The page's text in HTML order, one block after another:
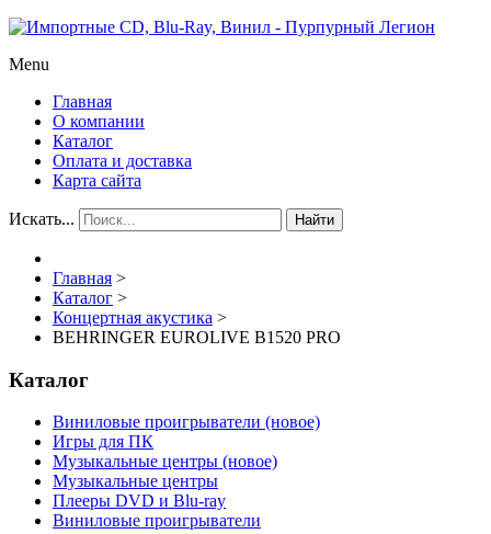
Menu
Главная
О компании
Каталог
Оплата и доставка
Карта сайта
Искать... Найти
Главная >
Каталог >
Концертная акустика >
BEHRINGER EUROLIVE B1520 PRO
Каталог
Виниловые проигрыватели (новое)
Игры для ПК
Музыкальные центры (новое)
Музыкальные центры
Плееры DVD и Blu-ray
Виниловые проигрыватели